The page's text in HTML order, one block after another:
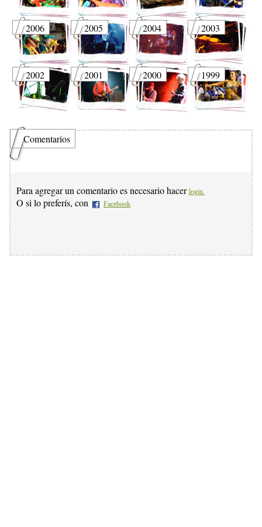
2006 2005 2004 2003
2002 2001 2000 1999
Comentarios
Para agregar un comentario es necesario hacer login.
O si lo preferís, con Facebook